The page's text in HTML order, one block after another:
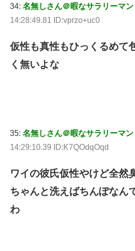
34: 名無しさん＠暇なサラリーマン
14:28:49.81 ID:vprzo+uc0
仮性も真性もひっくるめて
く無いよな
35: 名無しさん＠暇なサラリーマン
14:29:10.39 ID:K7QOdqOqd
ワイの彼氏仮性やけど全然
ちゃんと洗えばちんぽなん
わ